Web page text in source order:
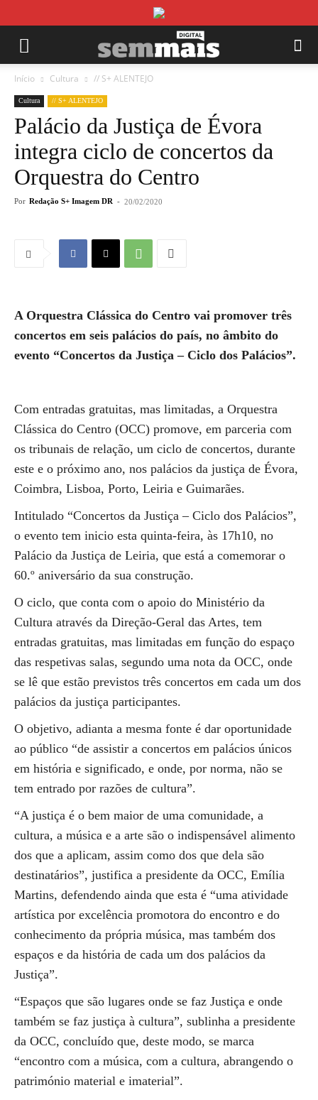
Início Cultura // S+ ALENTEJO
Cultura // S+ ALENTEJO
Palácio da Justiça de Évora
integra ciclo de concertos da
Orquestra do Centro
Por Redação S+ Imagem DR - 20/02/2020
A Orquestra Clássica do Centro vai promover três
concertos em seis palácios do país, no âmbito do
evento “Concertos da Justiça – Ciclo dos Palácios”.
Com entradas gratuitas, mas limitadas, a Orquestra
Clássica do Centro (OCC) promove, em parceria com
os tribunais de relação, um ciclo de concertos, durante
este e o próximo ano, nos palácios da justiça de Évora,
Coimbra, Lisboa, Porto, Leiria e Guimarães.
Intitulado “Concertos da Justiça – Ciclo dos Palácios”,
o evento tem inicio esta quinta-feira, às 17h10, no
Palácio da Justiça de Leiria, que está a comemorar o
60.º aniversário da sua construção.
O ciclo, que conta com o apoio do Ministério da
Cultura através da Direção-Geral das Artes, tem
entradas gratuitas, mas limitadas em função do espaço
das respetivas salas, segundo uma nota da OCC, onde
se lê que estão previstos três concertos em cada um dos
palácios da justiça participantes.
O objetivo, adianta a mesma fonte é dar oportunidade
ao público “de assistir a concertos em palácios únicos
em história e significado, e onde, por norma, não se
tem entrado por razões de cultura”.
“A justiça é o bem maior de uma comunidade, a
cultura, a música e a arte são o indispensável alimento
dos que a aplicam, assim como dos que dela são
destinatários”, justifica a presidente da OCC, Emília
Martins, defendendo ainda que esta é “uma atividade
artística por excelência promotora do encontro e do
conhecimento da própria música, mas também dos
espaços e da história de cada um dos palácios da
Justiça”.
“Espaços que são lugares onde se faz Justiça e onde
também se faz justiça à cultura”, sublinha a presidente
da OCC, concluído que, deste modo, se marca
“encontro com a música, com a cultura, abrangendo o
património material e imaterial”.